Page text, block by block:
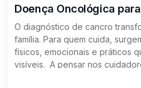
Doença Oncológica
Informal
O diagnóstico de cancro
família. Para quem cuida,
físicos, emocionais e práticos
visíveis. A pensar nos